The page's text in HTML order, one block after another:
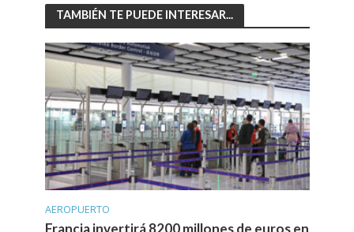
TAMBIÉN TE PUEDE INTERESAR...
AEROPUERTO
Francia invertirá 8200 millones de euros en